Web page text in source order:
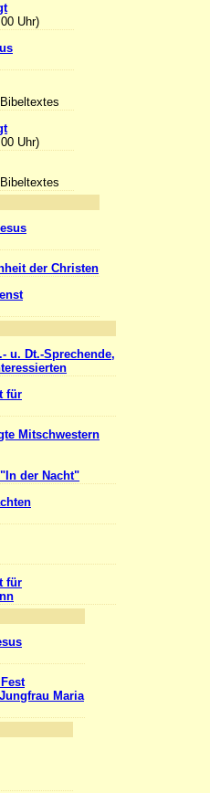
Uhr)
Uhr)
der Christen
u. Dt.-Sprechende,
für
Mitschwestern
der Nacht"
für
Maria